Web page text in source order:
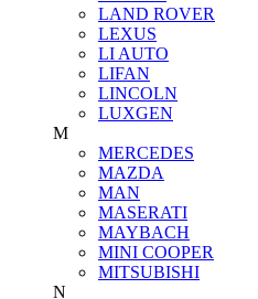
LAND ROVER
LEXUS
LI AUTO
LIFAN
LINCOLN
LUXGEN
M
MERCEDES
MAZDA
MAN
MASERATI
MAYBACH
MINI COOPER
MITSUBISHI
N